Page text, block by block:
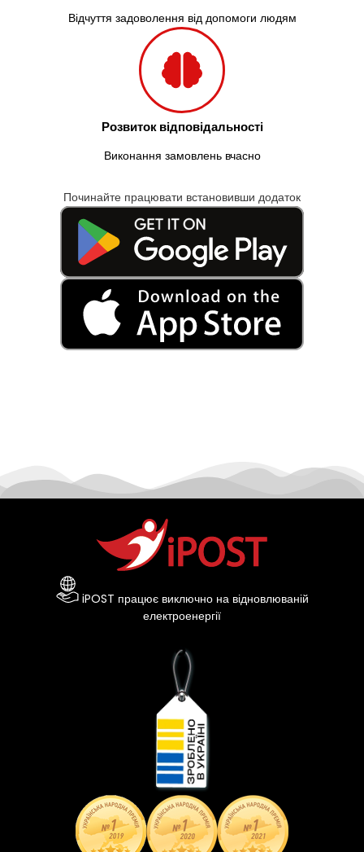
Відчуття задоволення від допомоги людям
Розвиток відповідальності
Виконання замовлень вчасно
Починайте працювати встановивши додаток
iPOST працює виключно на відновлюваній
електроенергії